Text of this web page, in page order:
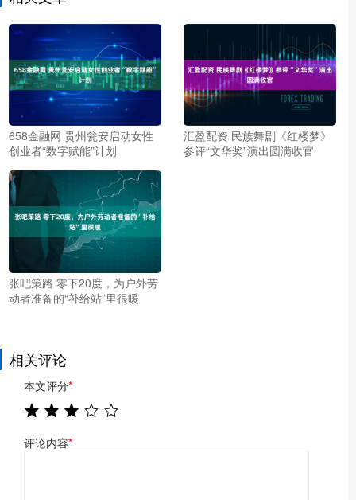
658金融网 贵州瓮安启动女性
创业者“数字赋能”计划
汇盈配资 民族舞剧《红楼梦》
参评“文华奖”演出圆满收官
张吧策路 零下20度，为户外劳
动者准备的“补给站”里很暖
相关评论
本文评分*
评论内容*